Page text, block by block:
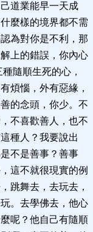
道業能早一天成
麼樣的境界都不需
為對你是不利，那
上的錯誤，你內心
隨順生死的心，
煩惱，外有惡緣，
的念頭，你少。不
不喜歡善人，也不
種人？我要說出
不是善事？善事
這不就很現實的例
跳舞去，去玩去，
。去學佛去，他心
呢？他自己有隨順